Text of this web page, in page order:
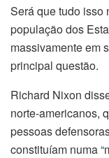
Será que tudo isso
população dos
massivamente em
principal questão.
Richard Nixon
norte-americanos,
pessoas
constituíam numa